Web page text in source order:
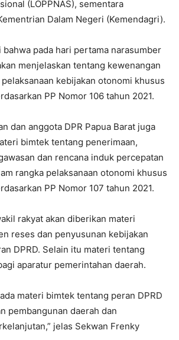
(LOPPNAS), sementara
Dalam Negeri (Kemendagri).
pada hari pertama narasumber
menjelaskan tentang kewenangan
kebijakan otonomi khusus
PP Nomor 106 tahun 2021.
dan anggota DPR Papua Barat juga
bimtek tentang penerimaan,
dan rencana induk percepatan
rangka pelaksanaan otonomi khusus
PP Nomor 107 tahun 2021.
rakyat akan diberikan materi
reses dan penyusunan kebijakan
DPRD. Selain itu materi tentang
aparatur pemerintahan daerah.
materi bimtek tentang peran DPRD
pembangunan daerah dan
jelas Sekwan Frenky